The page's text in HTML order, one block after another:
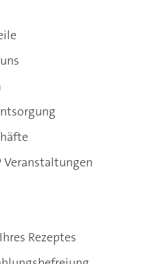
Veranstaltungen
Rezeptes